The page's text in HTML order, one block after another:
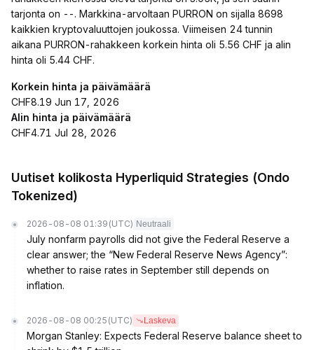
tarjonta on --. Markkina-arvoltaan PURRON on sijalla 8698
kaikkien kryptovaluuttojen joukossa. Viimeisen 24 tunnin
aikana PURRON-rahakkeen korkein hinta oli 5.56 CHF ja alin
hinta oli 5.44 CHF.
Korkein hinta ja päivämäärä
CHF8.19 Jun 17, 2026
Alin hinta ja päivämäärä
CHF4.71 Jul 28, 2026
Uutiset kolikosta Hyperliquid Strategies (Ondo
Tokenized)
2026-08-08 01:39 (UTC) Neutraali
July nonfarm payrolls did not give the Federal Reserve a
clear answer; the “New Federal Reserve News Agency”:
whether to raise rates in September still depends on
inflation.
2026-08-08 00:25 (UTC) Laskeva
Morgan Stanley: Expects Federal Reserve balance sheet to